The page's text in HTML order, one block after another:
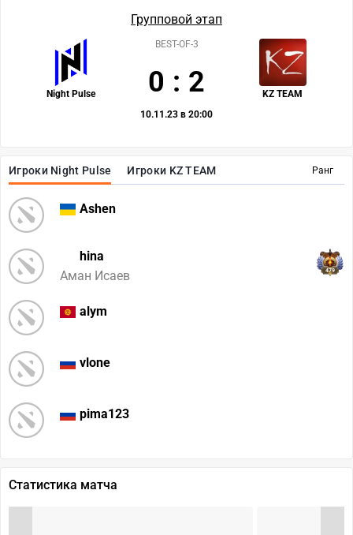
Ранг
Игроки Night Pulse Игроки KZ TEAM
Ashen
hina
Аман Исаев
479
alym
vlone
pima123
Групповой этап
Night Pulse KZ TEAM
BEST-OF-3
0 : 2
10.11.23 в 20:00
Статистика матча